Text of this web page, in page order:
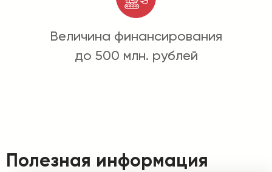
Величина финансирования
до 500 млн. рублей
Полезная информация